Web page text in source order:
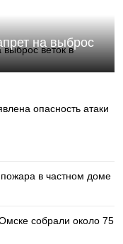
на выброс
опасность атаки
в частном доме
собрали около 75